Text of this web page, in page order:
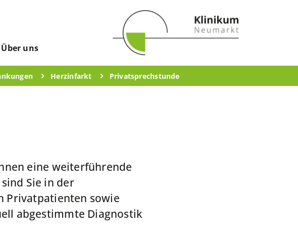
Über uns
Herzinfarkt Privatsprechstunde
eine weiterführende
Sie in der
Privatpatienten sowie
abgestimmte Diagnostik